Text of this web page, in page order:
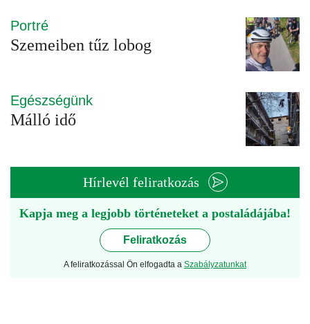
Portré
Szemeiben tűz lobog
Egészségünk
Málló idő
Hírlevél feliratkozás
Kapja meg a legjobb történeteket a postaládájába!
Feliratkozás
A feliratkozással Ön elfogadta a Szabályzatunkat